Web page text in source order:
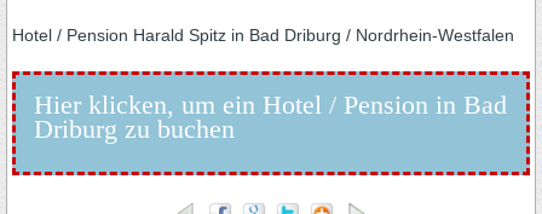
Hotel / Pension Harald Spitz in Bad Driburg / Nordrhein-Westfalen
Hier klicken, um ein Hotel / Pension in Bad
Driburg zu buchen